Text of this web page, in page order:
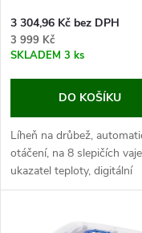
o
d
k
t
o
d
u
k
t
3 304,96 Kč bez DPH
3 999 Kč
SKLADEM 3 ks
DO KOŠÍKU
Líheň na drůbež,
otáčení, na 8 slepičích
ukazatel teploty, digitální
regulace teploty 30-40°C,
Pokud hledáte malou, ale